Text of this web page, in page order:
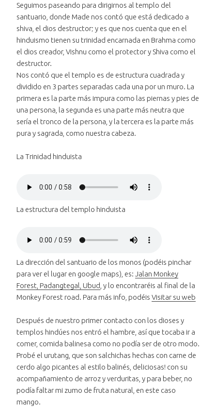
alimentando a
un mono"
"Juanjo
alimentando a
un mono"
Silenciarel audio "Juanjo
alimentando a un
mono"
Avanzar treinta segundosen el audio
"Juanjo
alimentando
a un mono"
Retroceder treinta segundosen el audio
"Juanjo
alimentando
Posición:
0 segundos
Duración:
29 segundos
Seguimos paseando para dirigirnos al templo del
santuario, donde Made nos contó que está dedicado a
shiva, el dios destructor; y es que nos cuenta que en el
hinduismo tienen su trinidad encarnada en Brahma como
el dios creador, Vishnu como el protector y Shiva como el
destructor.
Nos contó que el templo es de estructura cuadrada y
dividido en 3 partes separadas cada una por un muro. La
primera es la parte más impura como las piernas y pies de
una persona, la segunda es una parte más neutra que
sería el tronco de la persona, y la tercera es la parte más
pura y sagrada, como nuestra cabeza.
La Trinidad hinduista
Trinidad
Bajar volumen al audio "La
hinduista"
Trinidad
Silenciarel audio "La Trinidad
audio "La
hinduista"
Retroceder treinta segundosen el
Trinidad
hinduista"
Posición:
0 segundos
Duración:
La estructura del templo hinduista
estructura del
Bajar volumen al audio "La
templo"
estructura del
templo"
Silenciar el audio "La
estructura del
templo"
Avanzar treinta segundosen el
audio "La
estructura
templo"
Retroceder treinta segundosen el
audio "La
del
templo"
0 segundos
Duración:
59 segundos
La dirección del santuario de los monos (podéis pinchar
para ver el lugar en google maps), es:Jalan Monkey
Forest, Padangtegal, Ubud , y lo encontraréis al final de la
Monkey Forest road. Para más info, podéisVisitar su web
Después de nuestro primer contacto con los dioses y
templos hindúes nos entró el hambre, así que tocaba ir a
comer, comida balinesa como no podía ser de otro modo.
Probé el urutang, que son salchichas hechas con carne de
cerdo algo picantes al estilo balinés, deliciosas! con su
acompañamiento de arroz y verduritas, y para beber, no
podía faltar mi zumo de fruta natural, en este caso
mango.